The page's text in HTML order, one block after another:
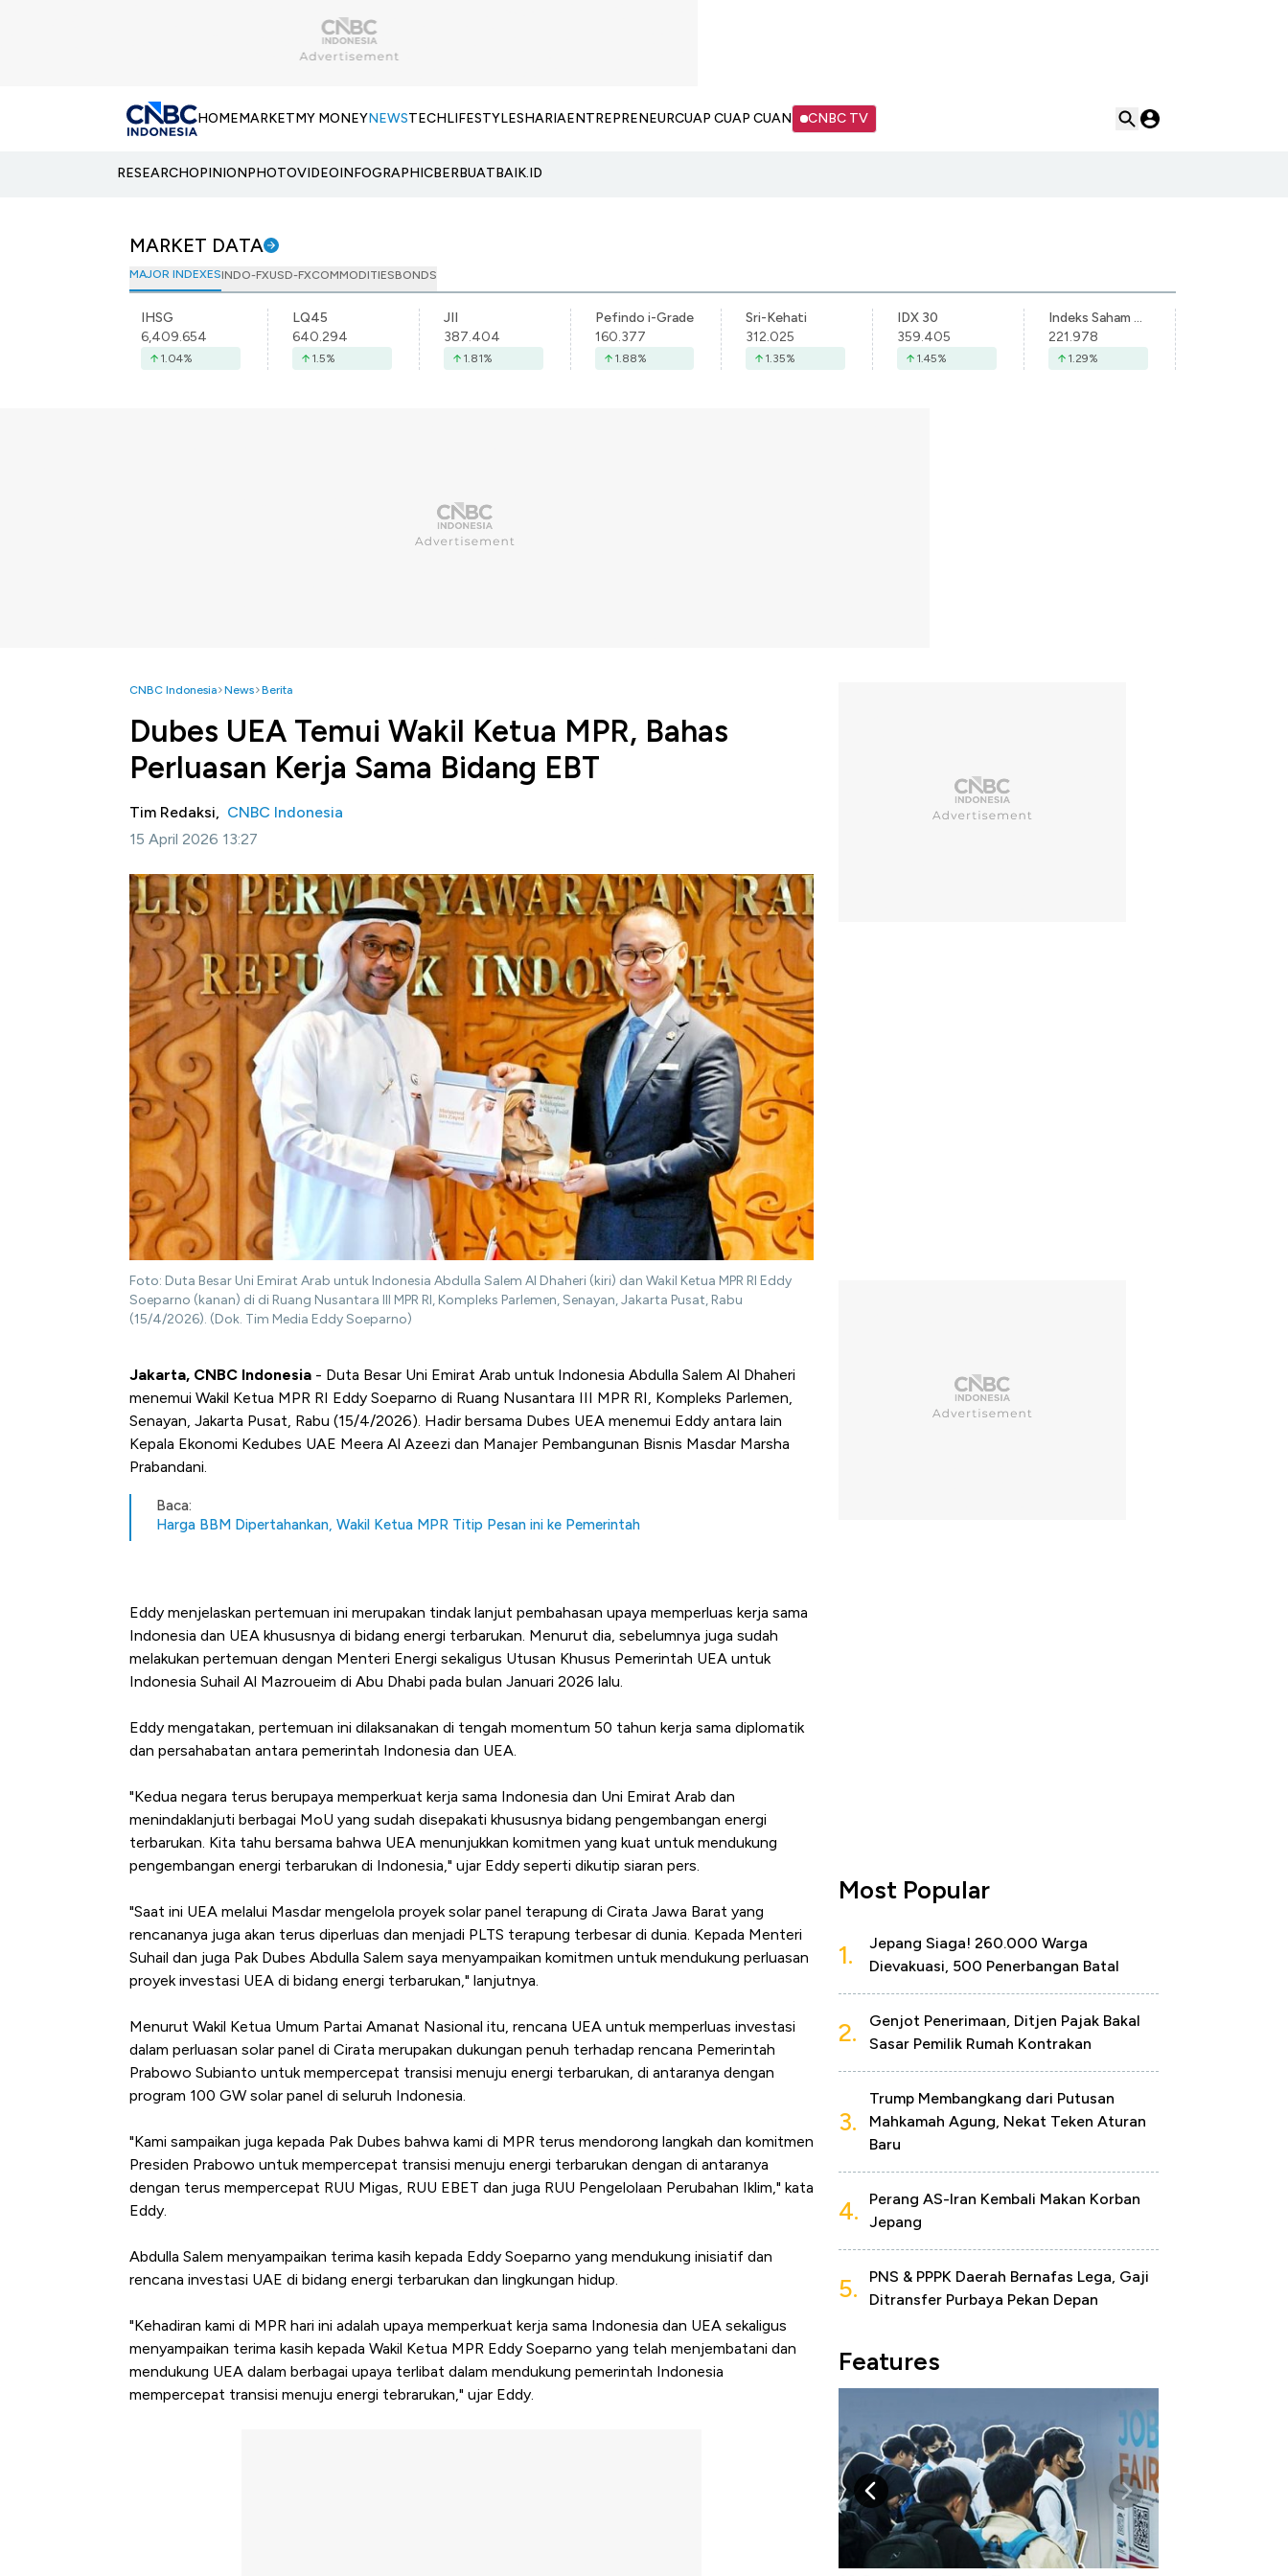
HOMEMARKETMY MONEYNEWSTECHLIFESTYLESHARIAENTREPRENEURCUAP CUAP CUAN CNBC TV
RESEARCHOPINIONPHOTOVIDEOINFOGRAPHICBERBUATBAIK.ID
MARKET DATA
MAJOR INDEXESINDO-FXUSD-FXCOMMODITIESBONDS
IHSG
6,409.654
1.04%
LQ45
640.294
1.5%
JII
387.404
1.81%
Pefindo i-Grade
160.377
1.88%
Sri-Kehati
312.025
1.35%
IDX 30
359.405
1.45%
Indeks Saham Syariah Indonesia
221.978
1.29%
CNBC Indonesia News Berita
Dubes UEA Temui Wakil Ketua MPR, Bahas
Perluasan Kerja Sama Bidang EBT
Tim Redaksi, CNBC Indonesia
15 April 2026 13:27
Foto: Duta Besar Uni Emirat Arab untuk Indonesia Abdulla Salem Al Dhaheri (kiri) dan Wakil Ketua MPR RI Eddy
Soeparno (kanan) di di Ruang Nusantara III MPR RI, Kompleks Parlemen, Senayan, Jakarta Pusat, Rabu
(15/4/2026). (Dok. Tim Media Eddy Soeparno)
Jakarta, CNBC Indonesia - Duta Besar Uni Emirat Arab untuk Indonesia Abdulla Salem Al Dhaheri
menemui Wakil Ketua MPR RI Eddy Soeparno di Ruang Nusantara III MPR RI, Kompleks Parlemen,
Senayan, Jakarta Pusat, Rabu (15/4/2026). Hadir bersama Dubes UEA menemui Eddy antara lain
Kepala Ekonomi Kedubes UAE Meera Al Azeezi dan Manajer Pembangunan Bisnis Masdar Marsha
Prabandani.
Baca:
Harga BBM Dipertahankan, Wakil Ketua MPR Titip Pesan ini ke Pemerintah
Eddy menjelaskan pertemuan ini merupakan tindak lanjut pembahasan upaya memperluas kerja sama
Indonesia dan UEA khususnya di bidang energi terbarukan. Menurut dia, sebelumnya juga sudah
melakukan pertemuan dengan Menteri Energi sekaligus Utusan Khusus Pemerintah UEA untuk
Indonesia Suhail Al Mazroueim di Abu Dhabi pada bulan Januari 2026 lalu.
Eddy mengatakan, pertemuan ini dilaksanakan di tengah momentum 50 tahun kerja sama diplomatik
dan persahabatan antara pemerintah Indonesia dan UEA.
"Kedua negara terus berupaya memperkuat kerja sama Indonesia dan Uni Emirat Arab dan
menindaklanjuti berbagai MoU yang sudah disepakati khususnya bidang pengembangan energi
terbarukan. Kita tahu bersama bahwa UEA menunjukkan komitmen yang kuat untuk mendukung
pengembangan energi terbarukan di Indonesia," ujar Eddy seperti dikutip siaran pers.
"Saat ini UEA melalui Masdar mengelola proyek solar panel terapung di Cirata Jawa Barat yang
rencananya juga akan terus diperluas dan menjadi PLTS terapung terbesar di dunia. Kepada Menteri
Suhail dan juga Pak Dubes Abdulla Salem saya menyampaikan komitmen untuk mendukung perluasan
proyek investasi UEA di bidang energi terbarukan," lanjutnya.
Menurut Wakil Ketua Umum Partai Amanat Nasional itu, rencana UEA untuk memperluas investasi
dalam perluasan solar panel di Cirata merupakan dukungan penuh terhadap rencana Pemerintah
Prabowo Subianto untuk mempercepat transisi menuju energi terbarukan, di antaranya dengan
program 100 GW solar panel di seluruh Indonesia.
"Kami sampaikan juga kepada Pak Dubes bahwa kami di MPR terus mendorong langkah dan komitmen
Presiden Prabowo untuk mempercepat transisi menuju energi terbarukan dengan di antaranya
dengan terus mempercepat RUU Migas, RUU EBET dan juga RUU Pengelolaan Perubahan Iklim," kata
Eddy.
Abdulla Salem menyampaikan terima kasih kepada Eddy Soeparno yang mendukung inisiatif dan
rencana investasi UAE di bidang energi terbarukan dan lingkungan hidup.
"Kehadiran kami di MPR hari ini adalah upaya memperkuat kerja sama Indonesia dan UEA sekaligus
menyampaikan terima kasih kepada Wakil Ketua MPR Eddy Soeparno yang telah menjembatani dan
mendukung UEA dalam berbagai upaya terlibat dalam mendukung pemerintah Indonesia
mempercepat transisi menuju energi tebrarukan," ujar Eddy.
Most Popular
1.
Jepang Siaga! 260.000 Warga
Dievakuasi, 500 Penerbangan Batal
2.
Genjot Penerimaan, Ditjen Pajak Bakal
Sasar Pemilik Rumah Kontrakan
3.
Trump Membangkang dari Putusan
Mahkamah Agung, Nekat Teken Aturan
Baru
4.
Perang AS-Iran Kembali Makan Korban
Jepang
5.
PNS & PPPK Daerah Bernafas Lega, Gaji
Ditransfer Purbaya Pekan Depan
Features